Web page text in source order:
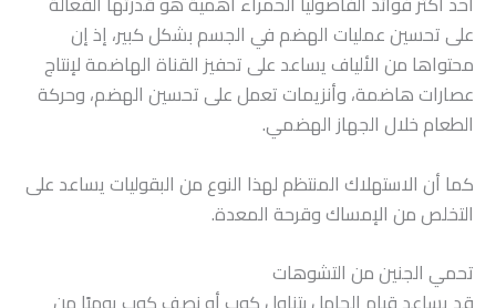
على تحسين عمليات الهضم في الجسم بشكل كبير، إذ إن
محتواها من الألياف يساعد على تحفيز القناة الهاضمة لإنتاج
عصارات هاضمة، وأنزيمات تعمل على تحسين الهضم، وحركة
الطعام خلال الجهاز الهضمي.
كما أن الاستهلاك المنتظم لهذا النوع من البقوليات يساعد على
التخلص من الإمساك وقرحة المعدة.
تحمي الجنين من التشوهات